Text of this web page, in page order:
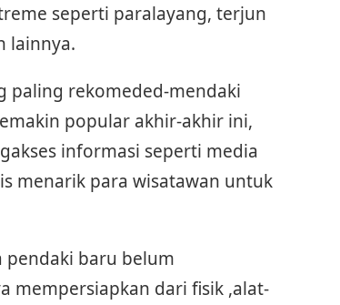
seperti paralayang, terjun
lainnya.
paling rekomeded-mendaki
popular akhir-akhir ini,
informasi seperti media
menarik para wisatawan untuk
pendaki baru belum
mempersiapkan dari fisik ,alat-